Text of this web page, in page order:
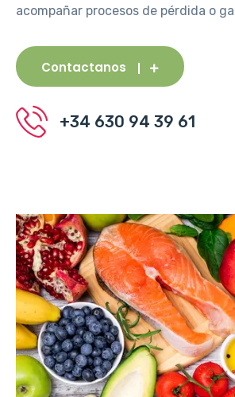
acompañar procesos de pérdida o
Contactanos
+34 630 94 39 61